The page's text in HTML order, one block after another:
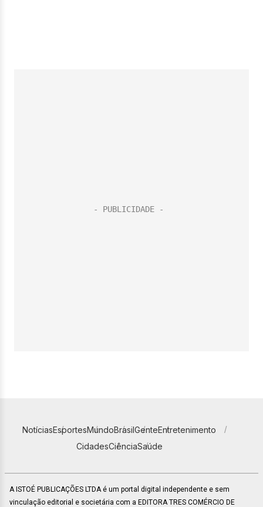
NotíciasEsportesMundoBrasilGenteEntretenimento
CidadesCiênciaSaúde
A ISTOÉ PUBLICAÇÕES LTDA é um portal digital independente e sem
vinculação editorial e societária com a EDITORA TRES COMÉRCIO DE